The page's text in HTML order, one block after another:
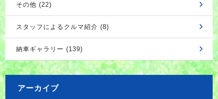
その他 (22)
スタッフによるクルマ紹介 (8)
納車ギャラリー (139)
アーカイブ